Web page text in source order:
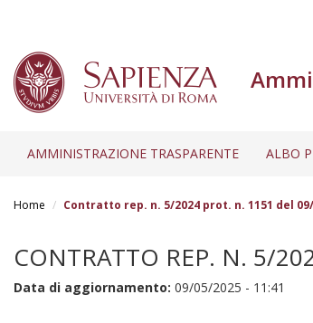
AMMINISTRAZIONE TRASPARENTE ALBO
Home Contratto rep. n. 5/2024 prot. n. 1151 del
CONTRATTO REP. N. 5/
Data di aggiornamento: 09/05/2025 - 11:41